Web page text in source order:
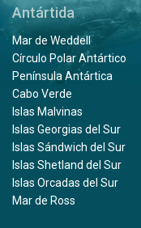
Antártida
Mar de Weddell
Círculo Polar Antártico
Península Antártica
Cabo Verde
Islas Malvinas
Islas Georgias del Sur
Islas Sándwich del Sur
Islas Shetland del Sur
Islas Orcadas del Sur
Mar de Ross